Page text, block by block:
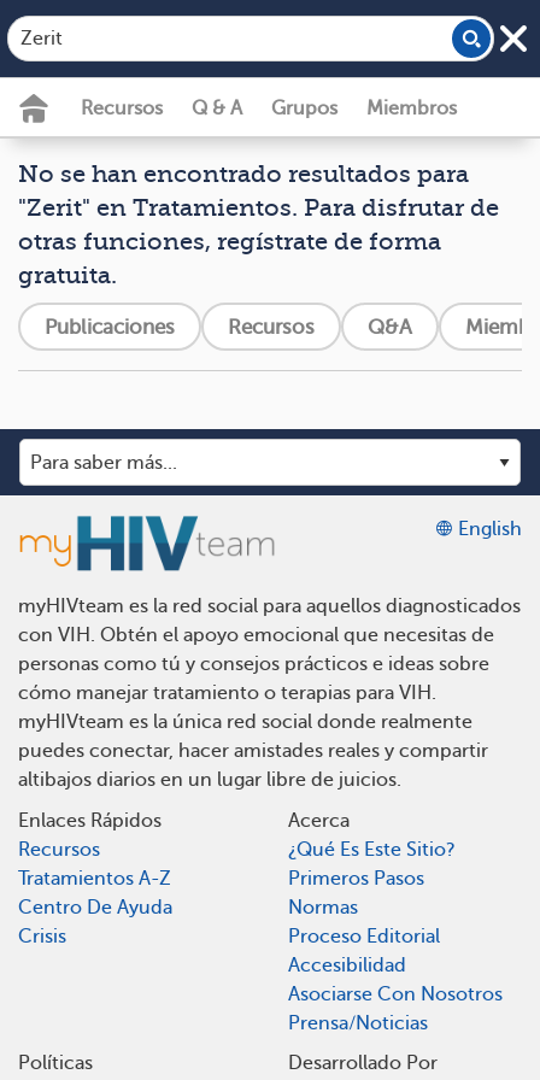
Recursos Q & A Grupos Miembros
No se han encontrado resultados para
"Zerit" en Tratamientos. Para disfrutar de
otras funciones, regístrate de forma
gratuita.
Publicaciones Recursos Q&A
English
myHIVteam es la red social para aquellos diagnosticados
con VIH. Obtén el apoyo emocional que necesitas de
personas como tú y consejos prácticos e ideas sobre
cómo manejar tratamiento o terapias para VIH.
myHIVteam es la única red social donde realmente
puedes conectar, hacer amistades reales y compartir
altibajos diarios en un lugar libre de juicios.
Enlaces Rápidos
Recursos
Tratamientos A-Z
Centro De Ayuda
Crisis
Acerca
¿Qué Es Este Sitio?
Primeros Pasos
Normas
Proceso Editorial
Accesibilidad
Asociarse Con Nosotros
Prensa/Noticias
Políticas
Desarrollado Por